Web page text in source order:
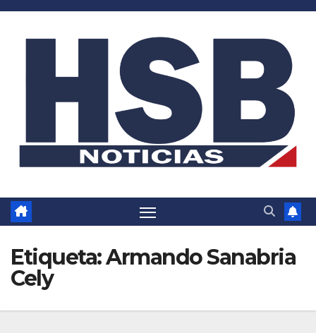
Saltar
Etiqueta:Armando Sanabria
Cely